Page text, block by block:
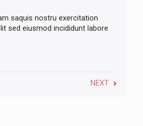
saquis nostru exercitation
sed eiusmod incididunt labore
NEXT